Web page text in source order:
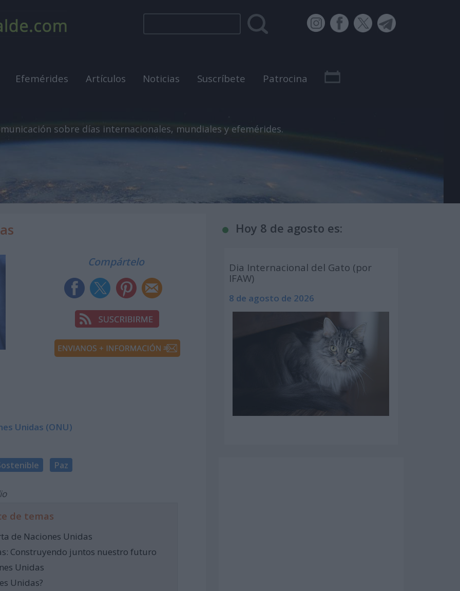
Efemérides Artículos Noticias Suscríbete Patrocina
sobre días internacionales, mundiales y efemérides.
Compártelo
Unidas (ONU)
Paz
de temas
de Naciones Unidas
Construyendo juntos nuestro futuro
Unidas
Unidas?
Hoy 8 de agosto es:
Dia Internacional del Gato (por
IFAW)
8 de agosto de 2026